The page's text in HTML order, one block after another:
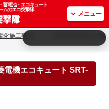
蓄電池・エコキュート
ムのエコ突撃隊
メニュー
化施工事例
広島県東広島市 H様
電機エコキュート SRT-